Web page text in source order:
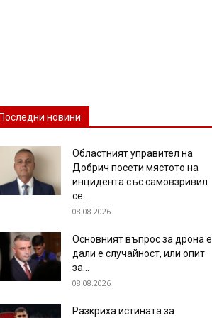
новини
Областният управител на
Добрич посети мястото на
инцидента със самовзривил
се...
08.08.2026
Основният въпрос за дрона е
дали е случайност, или опит
за...
08.08.2026
Разкриха истината за